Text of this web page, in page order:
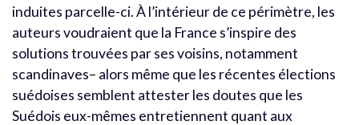
induites parcelle-ci. À l’intérieur de ce périmètre, les
auteurs voudraient que la France s’inspire des
solutions trouvées par ses voisins, notamment
scandinaves– alors même que les récentes élections
suédoises semblent attester les doutes que les
Suédois eux-mêmes entretiennent quant aux